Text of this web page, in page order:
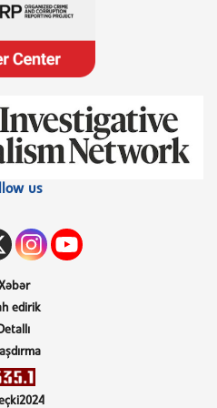
us
Xəbər
edirik
Detallı